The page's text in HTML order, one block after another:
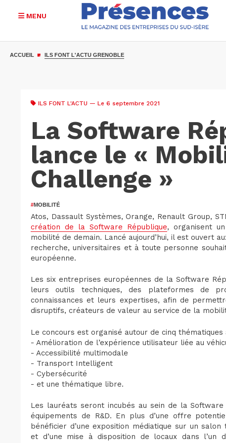
MENU
ACCUEIL ILS FONT L'ACTU GRENOBLE
ILS FONT L'ACTU — Le 6 septembre 2021
La Software
lance le «
Challenge »
#MOBILITÉ
Atos, Dassault Systèmes, Orange, Renault Group,
création de la Software République, organisent
mobilité de demain. Lancé aujourd’hui, il est ouvert
recherche, universitaires et à toute personne
européenne.
Les six entreprises européennes de la Software
leurs outils techniques, des plateformes de
connaissances et leurs expertises, afin de
disruptifs, créateurs de valeur au service de la
Le concours est organisé autour de cinq thématiques
- Amélioration de l’expérience utilisateur liée au
- Accessibilité multimodale
- Transport Intelligent
- Cybersécurité
- et une thématique libre.
Les lauréats seront incubés au sein de la
équipements de R&D. En plus d’une offre
bénéficier d’une exposition médiatique sur un
et d’une mise à disposition de locaux dans